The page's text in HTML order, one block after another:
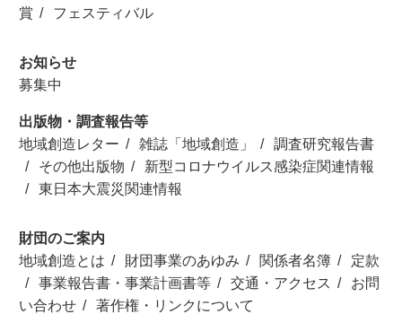
賞
フェスティバル
お知らせ
募集中
出版物・調査報告等
地域創造レター
雑誌「地域創造」
調査研究報告書
その他出版物
新型コロナウイルス感染症関連情報
東日本大震災関連情報
財団のご案内
地域創造とは
財団事業のあゆみ 関係者名簿
定款
事業報告書・事業計画書等
交通・アクセス
お問
い合わせ
著作権・リンクについて